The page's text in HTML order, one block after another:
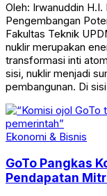
Oleh: Irwanuddin H.I.
Pengembangan
Fakultas Teknik
nuklir merupakan
transformasi inti
sisi, nuklir menjadi
pembangunan. Di
Ekonomi & Bisnis
GoTo Pangkas
Pendapatan